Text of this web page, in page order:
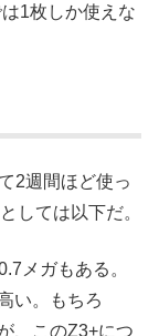
1枚しか使えな
2週間ほど使っ
しては以下だ。
メガもある。
い。もちろ
、このZ3+につ